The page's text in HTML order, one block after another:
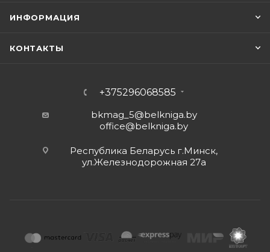
ИНФОРМАЦИЯ
КОНТАКТЫ
+375296068585
bkmag_5@belkniga.by
office@belkniga.by
Республика Беларусь г.Минск,
ул.Железнодорожная 27а